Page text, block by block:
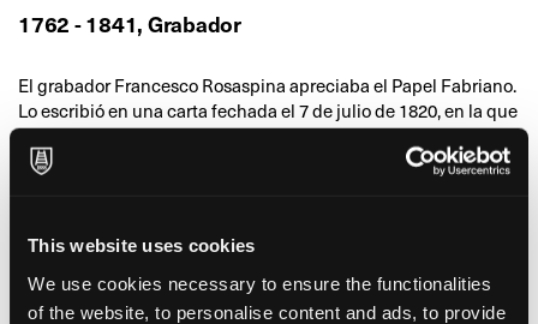
This website uses cookies
We use cookies necessary to ensure the functionalities
of the website, to personalise content and ads, to provide
1762 - 1841, Grabador
El grabador Francesco Rosaspina apreciaba el Papel Fabriano.
Lo escribió en una carta fechada el 7 de julio de 1820, en la que
describe el papel producido en Fabriano por el Sr. Pietro
Miliani como un papel de impresión de gran calidad,